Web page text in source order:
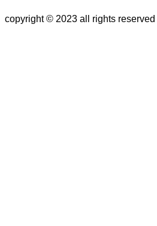
copyright © 2023 all rights reserved